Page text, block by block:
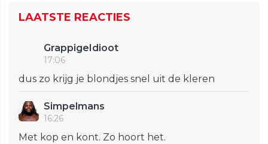
LAATSTE REACTIES
GrappigeIdioot
17:06
dus zo krijg je blondjes snel uit de kleren
Simpelmans
16:26
Met kop en kont. Zo hoort het.